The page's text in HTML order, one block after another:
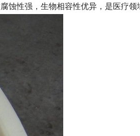
性强，生物相容性优异，是医疗领